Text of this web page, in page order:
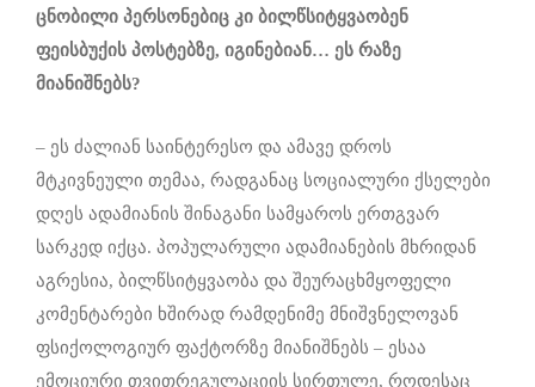
ცნობილი პერსონებიც კი ბილწსიტყვაობენ
ფეისბუქის პოსტებზე, იგინებიან… ეს რაზე
მიანიშნებს?
– ეს ძალიან საინტერესო და ამავე დროს
მტკივნეული თემაა, რადგანაც სოციალური ქსელები
დღეს ადამიანის შინაგანი სამყაროს ერთგვარ
სარკედ იქცა. პოპულარული ადამიანების მხრიდან
აგრესია, ბილწსიტყვაობა და შეურაცხმყოფელი
კომენტარები ხშირად რამდენიმე მნიშვნელოვან
ფსიქოლოგიურ ფაქტორზე მიანიშნებს – ესაა
ემოციური თვითრეგულაციის სირთულე, როდესაც